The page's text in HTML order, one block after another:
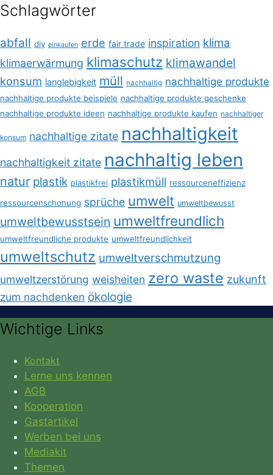
Schlagwörter
abfall diy einkaufen erde fair trade inspiration klima
klimaerwärmung klimaschutz klimawandel
konsum langlebigkeit müll nachhaltig nachhaltige produkte
nachhaltige produkte beispiele nachhaltige produkte geschenke
nachhaltige produkte ideen nachhaltige produkte kaufen nachhaltiger
konsum nachhaltige zitate nachhaltigkeit
nachhaltigkeit zitate nachhaltig leben
natur plastik plastikfrei plastikmüll ressourceneffizienz
ressourcenschonung sprüche umwelt umweltbewusst
umweltbewusstsein umweltfreundlich
umweltfreundliche produkte umweltfreundlichkeit
umweltschutz umweltverschmutzung
umweltzerstörung weisheiten zero waste zukunft
zum nachdenken ökologie
Wichtige Links
Kontakt
Lerne uns kennen
AGB
Kooperation
Gastartikel
Werben bei uns
Mediakit
Themen